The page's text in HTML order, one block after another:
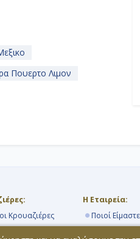
Πουερτο Λιμον
Κρουαζιέρες
Η Εταιρεία:
Ποιοί Είμαστε